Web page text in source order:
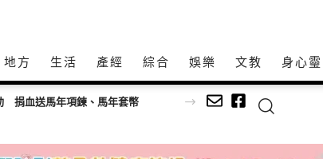
地方 生活 產經 綜合 娛樂 文教 身心𩆜
捐血送馬年項鍊、馬年套幣